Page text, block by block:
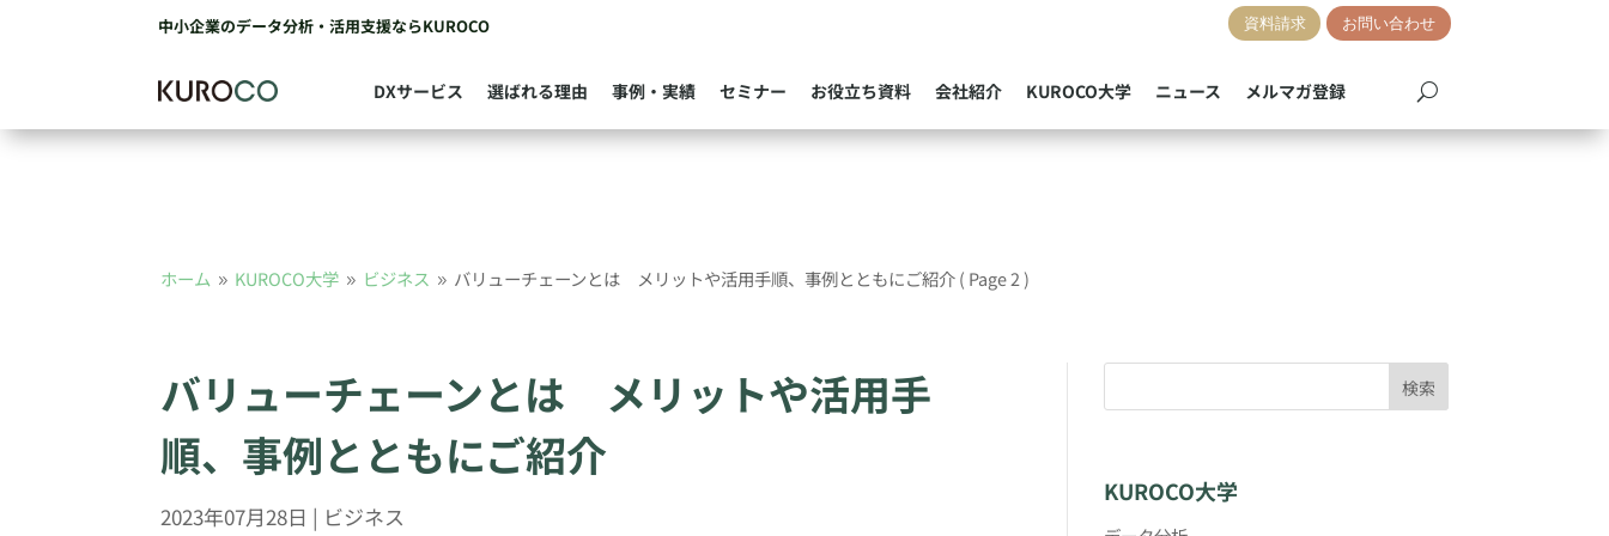
中小企業のデータ分析・活用支援ならKUROCO 資料請求 お問い合わせ
DXサービス 選ばれる理由 事例・実績 セミナー お役立ち資料 会社紹介 KUROCO大学 ニュース メルマガ登録
ホーム 9 KUROCO大学 9 ビジネス 9 バリューチェーンとは メリットや活用手順、事例とともにご紹介( Page 2 )
バリューチェーンとは メリットや活用手
順、事例とともにご紹介
2023年07月28日 | ビジネス
検索
KUROCO大学